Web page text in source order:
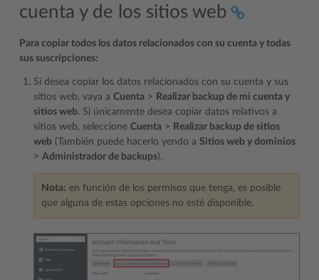
cuenta y de los sitios web
Para copiar todos los datos relacionados con su cuenta y todas
sus suscripciones:
Si desea copiar los datos relacionados con su cuenta y sus
sitios web, vaya a Cuenta > Realizar backup de mi cuenta y
sitios web. Si únicamente desea copiar datos relativos a
sitios web, seleccione Cuenta > Realizar backup de sitios
web (También puede hacerlo yendo a Sitios web y dominios
> Administrador de backups).
Nota: en función de los permisos que tenga, es posible
que alguna de estas opciones no esté disponible.